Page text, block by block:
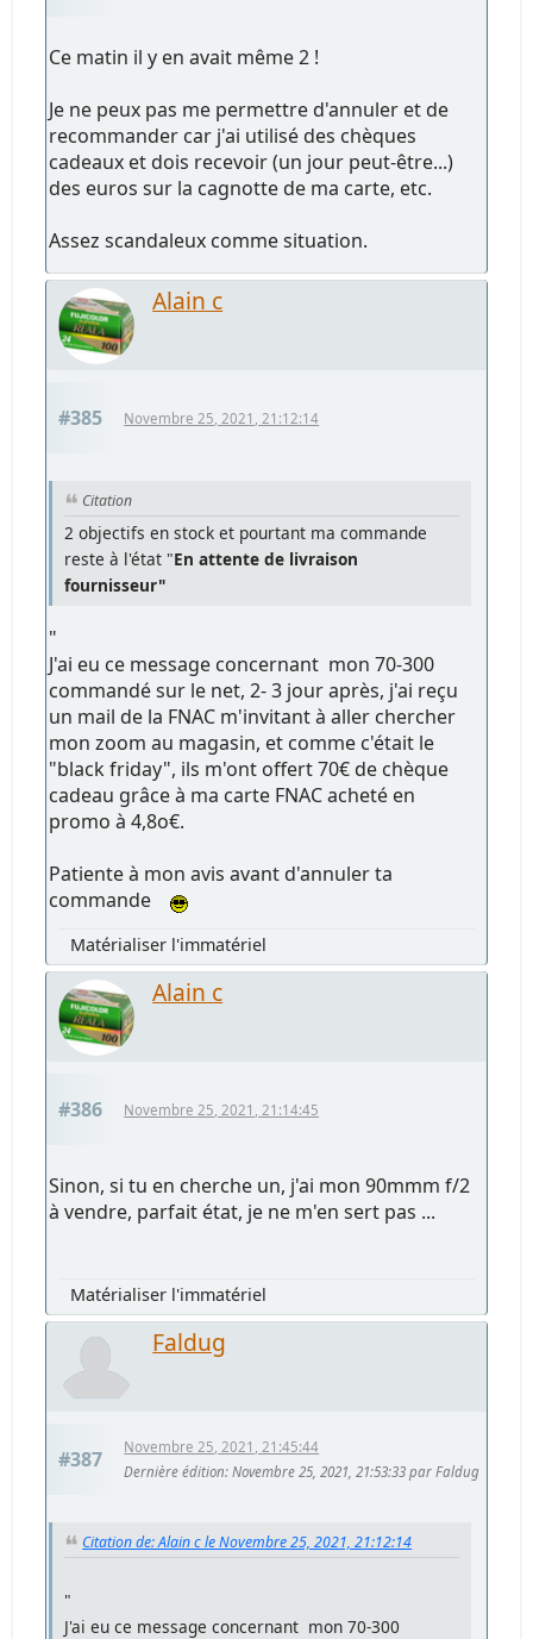
Ce matin il y en avait même 2 !
Je ne peux pas me permettre d'annuler et de
recommander car j'ai utilisé des chèques
cadeaux et dois recevoir (un jour peut-être...)
des euros sur la cagnotte de ma carte, etc.
Assez scandaleux comme situation.
Alain c
#385 Novembre 25, 2021, 21:12:14
Citation
2 objectifs en stock et pourtant ma commande
reste à l'état "En attente de livraison
fournisseur"
"
J'ai eu ce message concernant mon 70-300
commandé sur le net, 2- 3 jour après, j'ai reçu
un mail de la FNAC m'invitant à aller chercher
mon zoom au magasin, et comme c'était le
"black friday", ils m'ont offert 70€ de chèque
cadeau grâce à ma carte FNAC acheté en
promo à 4,8o€.
Patiente à mon avis avant d'annuler ta
commande
Matérialiser l'immatériel
Alain c
#386 Novembre 25, 2021, 21:14:45
Sinon, si tu en cherche un, j'ai mon 90mmm f/2
à vendre, parfait état, je ne m'en sert pas ...
Matérialiser l'immatériel
Faldug
#387
Novembre 25, 2021, 21:45:44
Dernière édition: Novembre 25, 2021, 21:53:33 par Faldug
Citation de: Alain c le Novembre 25, 2021, 21:12:14
"
J'ai eu ce message concernant mon 70-300